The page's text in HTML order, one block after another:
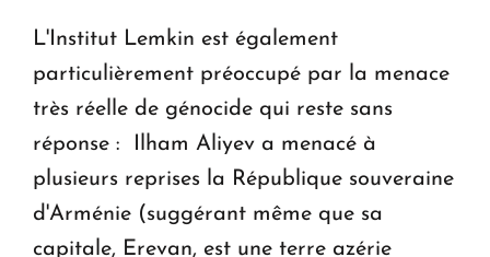
L'Institut Lemkin est également
particulièrement préoccupé par la menace
très réelle de génocide qui reste sans
réponse : Ilham Aliyev a menacé à
plusieurs reprises la République souveraine
d'Arménie (suggérant même que sa
capitale, Erevan, est une terre azérie